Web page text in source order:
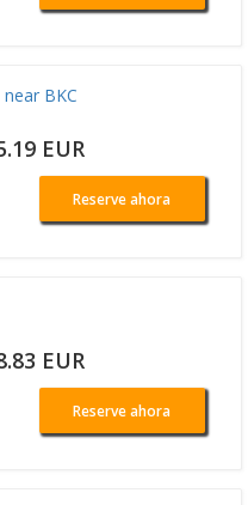
BKC
EUR
Reserve ahora
EUR
Reserve ahora